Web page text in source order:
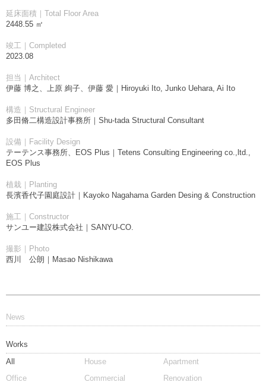
延床面積｜Total Floor Area
2448.55 ㎡
竣工｜Completed
2023.08
担当｜Architect
伊藤 博之、上原 絢子、伊藤 愛｜Hiroyuki Ito, Junko Uehara, Ai Ito
構造｜Structural Engineer
多田脩二構造設計事務所｜Shu-tada Structural Consultant
設備｜Facility Design
テーテンス事務所、EOS Plus｜Tetens Consulting Engineering co.,ltd.,
EOS Plus
植栽｜Planting
長濱香代子園庭設計｜Kayoko Nagahama Garden Desing & Construction
施工｜Constructor
サンユー建設株式会社｜SANYU-CO.
撮影｜Photo
西川 公朗｜Masao Nishikawa
News
Works
All
House
Apartment
Office
Commercial Renovation